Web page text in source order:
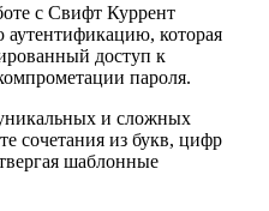
с Свифт Куррент
аутентификацию, которая
доступ к
пароля.
и сложных
сочетания из букв, цифр
шаблонные